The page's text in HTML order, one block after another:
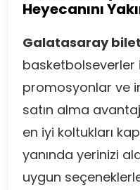
Heyecanını
Galatasaray
basketbolseverler
promosyonlar ve
satın alma
en iyi koltukları
yanında yerinizi
uygun